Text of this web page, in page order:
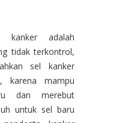
adalah
tidak terkontrol,
sel kanker
karena mampu
dan merebut
untuk sel baru